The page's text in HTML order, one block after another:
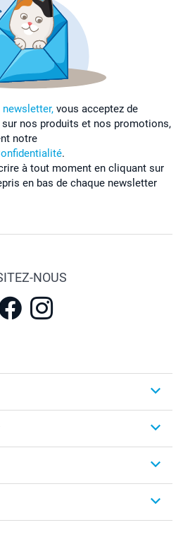
newsletter, vous acceptez de
nos produits et nos promotions,
notre
.
à tout moment en cliquant sur
en bas de chaque newsletter
NOUS
photo